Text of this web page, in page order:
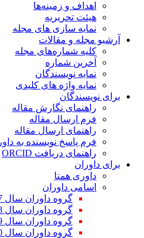
اهداف و زمینه‌ها
هیئت تحریریه
نمایه سازی های مجله
آرشیو مجله و مقالات
کلیه شماره‌های مجله
آخرین شماره
نمایه نویسندگان
نمایه واژه های کلیدی
برای نویسندگان
راهنمای نگارش مقاله
فرم ارسال مقاله
راهنمای ارسال مقاله
فرم پاسخ نویسنده به داور
راهنمای دریافت ORCID
برای داوران
داوری همتا
اسامی داوران
گروه داوران سال 1397
گروه داوران سال 1398
گروه داوران سال 1399
گروه داوران سال 1400